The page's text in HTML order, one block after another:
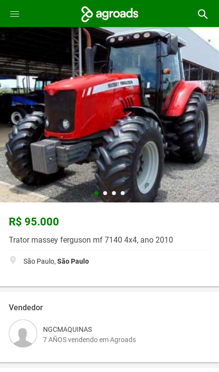
R$ 95.000
Trator massey ferguson mf 7140 4x4, ano 2010
São Paulo, São Paulo
Vendedor
NGCMAQUINAS
7 AÑOS vendendo em Agroads